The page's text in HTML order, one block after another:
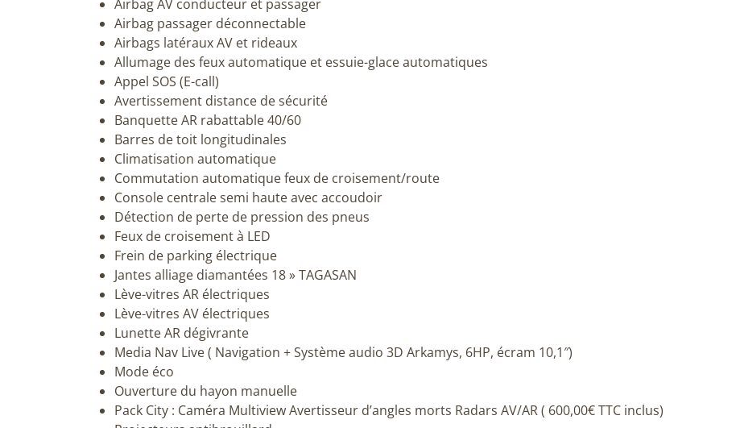
Airbag AV conducteur et passager
Airbag passager déconnectable
Airbags latéraux AV et rideaux
Allumage des feux automatique et essuie-glace automatiques
Appel SOS (E-call)
Avertissement distance de sécurité
Banquette AR rabattable 40/60
Barres de toit longitudinales
Climatisation automatique
Commutation automatique feux de croisement/route
Console centrale semi haute avec accoudoir
Détection de perte de pression des pneus
Feux de croisement à LED
Frein de parking électrique
Jantes alliage diamantées 18 » TAGASAN
Lève-vitres AR électriques
Lève-vitres AV électriques
Lunette AR dégivrante
Media Nav Live ( Navigation + Système audio 3D Arkamys, 6HP, écram 10,1″)
Mode éco
Ouverture du hayon manuelle
Pack City : Caméra Multiview Avertisseur d’angles morts Radars AV/AR ( 600,00€ TTC inclus)